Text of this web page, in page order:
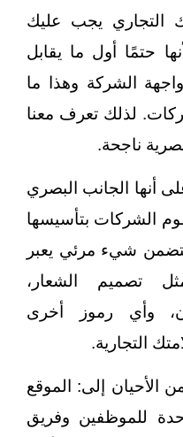
التجاري يجب عليك
حتمًا أول ما يقابل
الشركة وهذا ما
لذلك تعرف معنا
ناجحة.
أنها الجانب البصري
الشركات بتأسيسها
شيء مرئي يعبر
تصميم الشعار،
وأي رموز أخرى
التجارية.
الأحيان إلى: الموقع
للموظفين وفريق